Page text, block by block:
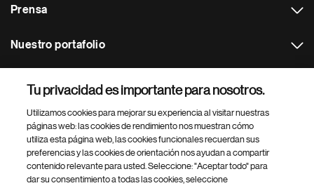
Prensa
Nuestro portafolio
Footer Site Search
Tu privacidad es importante para nosotros.
Utilizamos cookies para mejorar su experiencia al visitar nuestras
páginas web: las cookies de rendimiento nos muestran cómo
utiliza esta página web, las cookies funcionales recuerdan sus
preferencias y las cookies de orientación nos ayudan a compartir
contenido relevante para usted. Seleccione: "Aceptar todo" para
dar su consentimiento a todas las cookies, seleccione